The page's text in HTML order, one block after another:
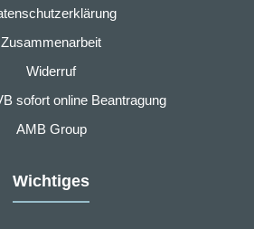
Zusammenarbeit
Widerruf
sofort online Beantragung
AMB Group
Wichtiges